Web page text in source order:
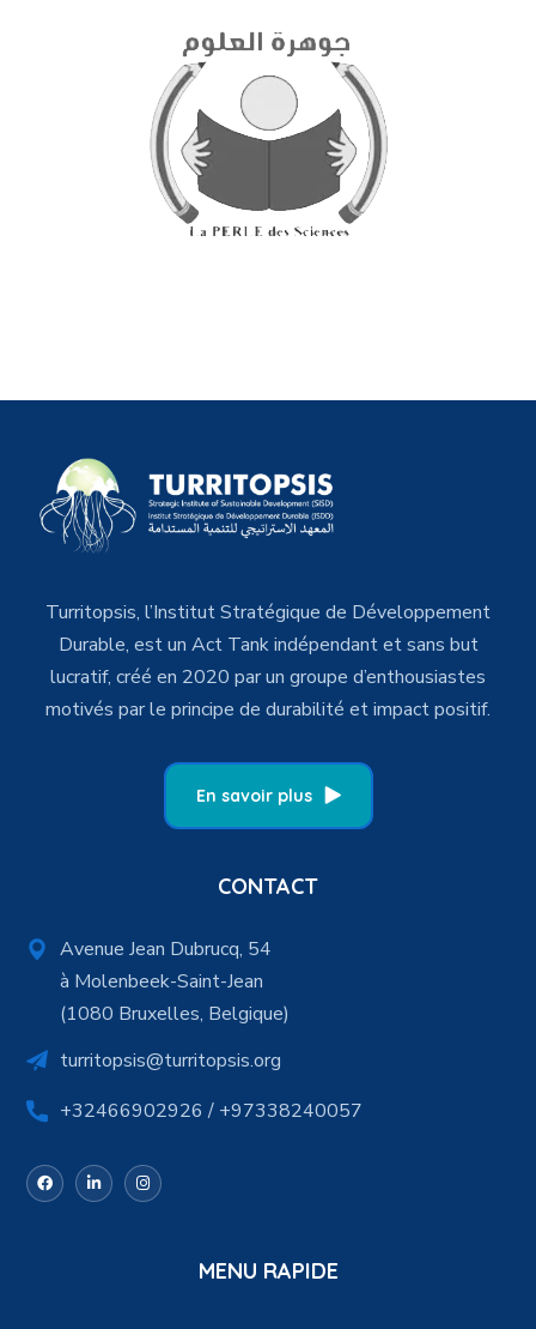
Turritopsis, l’Institut Stratégique de Développement
Durable, est un Act Tank indépendant et sans but
lucratif, créé en 2020 par un groupe d’enthousiastes
motivés par le principe de durabilité et impact positif.
En savoir plus
CONTACT
Avenue Jean Dubrucq, 54
à Molenbeek-Saint-Jean
(1080 Bruxelles, Belgique)
turritopsis@turritopsis.org
+32466902926 / +97338240057
MENU RAPIDE